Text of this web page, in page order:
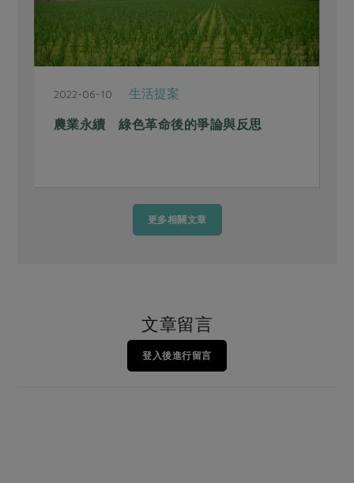
2022-06-10 生活提案
農業永續 綠色革命後的爭論與反思
更多相關文章
文章留言
登入後進行留言